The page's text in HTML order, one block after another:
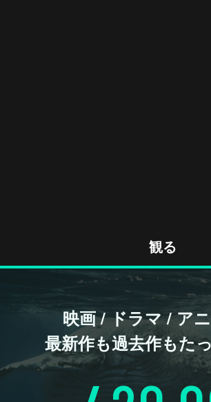
観る
映画 / ドラマ / ア
最新作も過去作もた